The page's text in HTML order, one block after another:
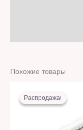
Похожие товары
Распродажа!
Распродажа!
составляла